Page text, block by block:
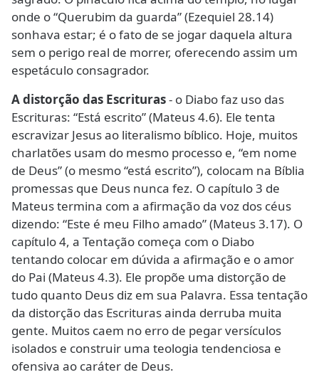
onde o “Querubim da guarda” (Ezequiel 28.14)
sonhava estar; é o fato de se jogar daquela altura
sem o perigo real de morrer, oferecendo assim um
espetáculo consagrador.
A distorção das Escrituras- o Diabo faz uso das
Escrituras: “Está escrito” (Mateus 4.6). Ele tenta
escravizar Jesus ao literalismo bíblico. Hoje, muitos
charlatões usam do mesmo processo e, “em nome
de Deus” (o mesmo “está escrito”), colocam na Bíblia
promessas que Deus nunca fez. O capítulo 3 de
Mateus termina com a afirmação da voz dos céus
dizendo: “Este é meu Filho amado” (Mateus 3.17). O
capítulo 4, a Tentação começa com o Diabo
tentando colocar em dúvida a afirmação e o amor
do Pai (Mateus 4.3). Ele propõe uma distorção de
tudo quanto Deus diz em sua Palavra. Essa tentação
da distorção das Escrituras ainda derruba muita
gente. Muitos caem no erro de pegar versículos
isolados e construir uma teologia tendenciosa e
ofensiva ao caráter de Deus.